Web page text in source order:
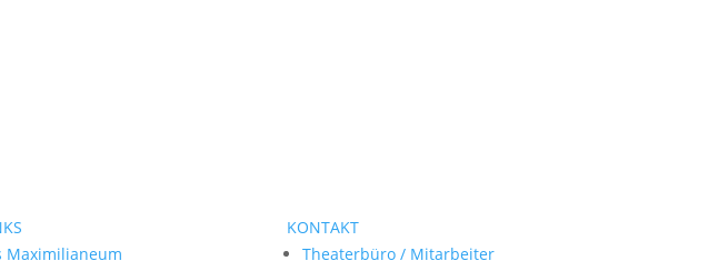
Maximilianeum
KONTAKT
Theaterbüro / Mitarbeiter